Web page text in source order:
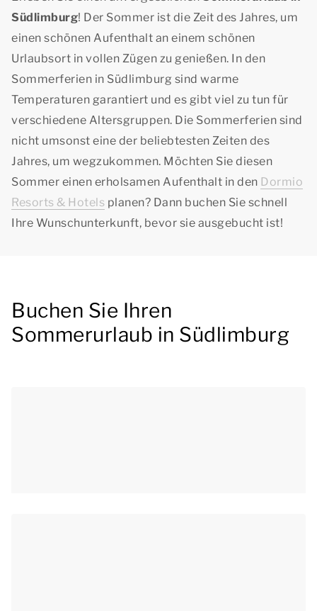
Südlimburg! Der Sommer ist die Zeit des Jahres, um
einen schönen Aufenthalt an einem schönen
Urlaubsort in vollen Zügen zu genießen. In den
Sommerferien in Südlimburg sind warme
Temperaturen garantiert und es gibt viel zu tun für
verschiedene Altersgruppen. Die Sommerferien sind
nicht umsonst eine der beliebtesten Zeiten des
Jahres, um wegzukommen. Möchten Sie diesen
Sommer einen erholsamen Aufenthalt in den Dormio
Resorts & Hotels planen? Dann buchen Sie schnell
Ihre Wunschunterkunft, bevor sie ausgebucht ist!
Buchen Sie Ihren
Sommerurlaub in Südlimburg